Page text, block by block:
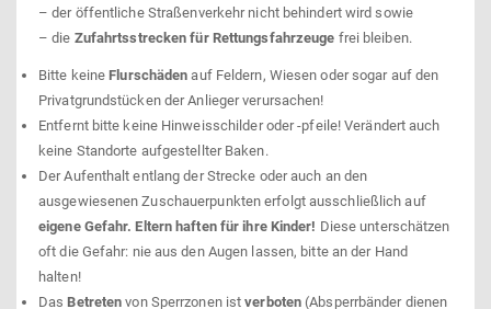
– der öffentliche Straßenverkehr nicht behindert wird sowie
– die Zufahrtsstrecken für Rettungsfahrzeuge frei bleiben.
Bitte keineFlurschäden auf Feldern, Wiesen oder sogar auf den
Privatgrundstücken der Anlieger verursachen!
Entfernt bitte keine Hinweisschilder oder -pfeile! Verändert auch
keine Standorte aufgestellter Baken.
Der Aufenthalt entlang der Strecke oder auch an den
ausgewiesenen Zuschauerpunkten erfolgt ausschließlich auf
eigene Gefahr. Eltern haften für ihre Kinder! Diese unterschätzen
oft die Gefahr: nie aus den Augen lassen, bitte an der Hand
halten!
DasBetreten von Sperrzonen istverboten (Absperrbänder dienen